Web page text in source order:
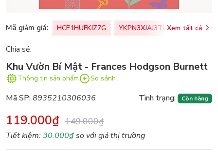
Mã giảm giá: HCE1HUFKIZ7G YKPN3XJAJ3TJ Xem tất cả
Chia sẻ:
Khu Vườn Bí Mật - Frances Hodgson Burnett
Thông tin sản phẩm So sánh
Mã SP:8935210306036 Tình trạng: Còn hàng
119.000₫ 149.000₫
Tiết kiệm:30.000₫so với giá thị trường